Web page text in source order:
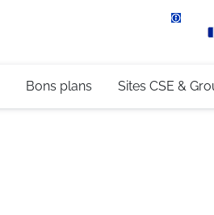
+33 (0)4 79 96 30 69
Bons plans Sites CSE &